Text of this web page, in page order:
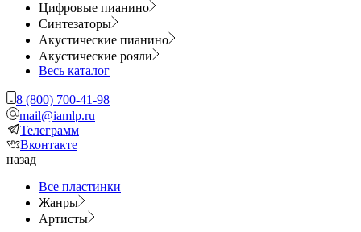
Цифровые пианино
Синтезаторы
Акустические пианино
Акустические рояли
Весь каталог
8 (800) 700-41-98
mail@iamlp.ru
Телеграмм
Вконтакте
назад
Все пластинки
Жанры
Артисты